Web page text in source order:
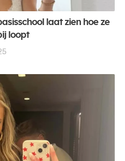
laat zien hoe ze
loopt